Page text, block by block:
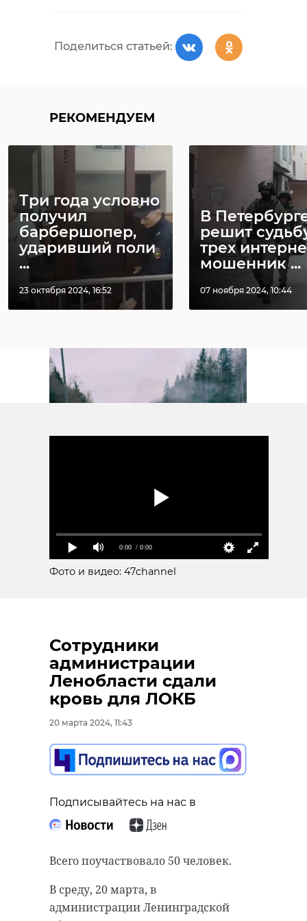
Поделиться статьей:
РЕКОМЕНДУЕМ
Три года условно
получил
барбершопер,
ударивший поли
...
23 октября 2024, 16:52
В
решит
трех
мошенник ...
07 ноября 2024, 10:44
0:00 / 0:00
Фото и видео: 47channel
Сотрудники
администрации
Ленобласти сдали
кровь для ЛОКБ
20 марта 2024, 11:43
Подписывайтесь на нас в
Всего поучаствовало 50 человек.
В среду, 20 марта, в
администрации Ленинградской
Фото: Андрей Голубенцев,
пользователь "ВКонтакте"
выборгский рубеж
Поделиться статьей: